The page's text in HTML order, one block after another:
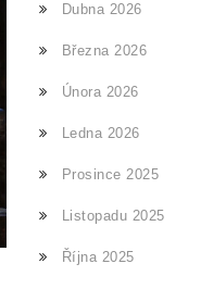
Dubna 2026
Března 2026
Února 2026
Ledna 2026
Prosince 2025
Listopadu 2025
Října 2025